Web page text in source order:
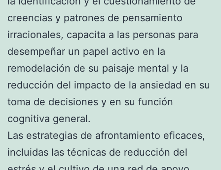
creencias y patrones de pensamiento
irracionales, capacita a las personas para
desempeñar un papel activo en la
remodelación de su paisaje mental y la
reducción del impacto de la ansiedad en su
toma de decisiones y en su función
cognitiva general.
Las estrategias de afrontamiento eficaces,
incluidas las técnicas de reducción del